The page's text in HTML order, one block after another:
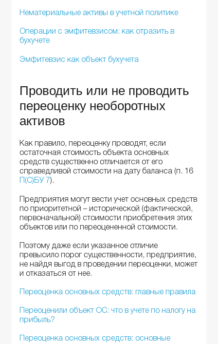
Нематериальные активы в учетной политике
Операции с эмфитевзисом: как отразить в
бухучете
Эмфитевзис как объект бухучета
Проводить или не проводить
переоценку необоротных
активов
Как правило, переоценку проводят, если
остаточная стоимость объекта основных
средств существенно отличается от его
справедливой стоимости на дату баланса (п. 16
П(С)БУ 7 ).
Предприятия могут вести учет основных средств
по приоритетной – исторической (фактической,
первоначальной) стоимости приобретения этих
объектов или по переоцененной стоимости.
Поэтому даже если указанное отличие
превысило порог существенности, предприятие,
не найдя выгод в проведении переоценки, может
и отказаться от нее.
Переоценка основных средств: главные правила
Переоценили объект ОС: что в учете по налогу на
прибыль?
Переоценка основных средств: основные